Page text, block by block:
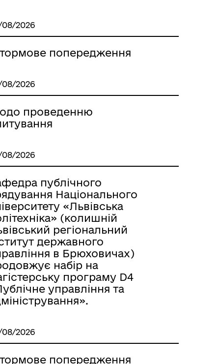
2026
попередження
2026
проведенню
2026
публічного
Національного
«Львівська
(колишній
регіональний
державного
в Брюховичах)
набір на
програму D4
управління та
2026
попередження